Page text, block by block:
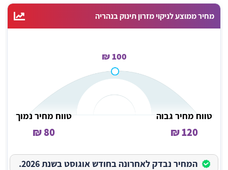
מחיר ממוצע לניקוי מזרון תינוק בנהריה
100 ₪
טווח מחיר גבוה
120 ₪
טווח מחיר נמוך
80 ₪
המחיר נבדק לאחרונה בחודש אוגוסט בשנת 2026.